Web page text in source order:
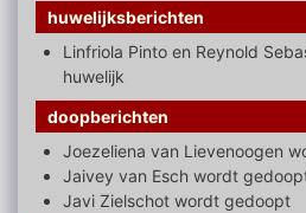
huwelijksberichten
Linfriola Pinto en Reynold
huwelijk
doopberichten
Joezeliena van Lievenoogen
Jaivey van Esch wordt
Javi Zielschot wordt gedoopt